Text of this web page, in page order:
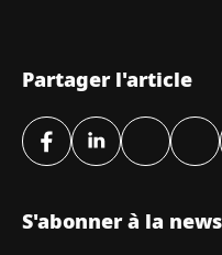
Partager l'article
S'abonner à la